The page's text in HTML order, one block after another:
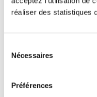
réaliser des statistiques
Nécessaires
Préférences
Evaluation